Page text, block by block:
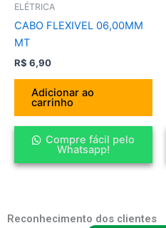
ELÉTRICA
CABO FLEXIVEL 06,00MM
MT
R$ 6,90
Adicionar ao
carrinho
Compre fácil pelo
Whatsapp!
Reconhecimento dos clientes